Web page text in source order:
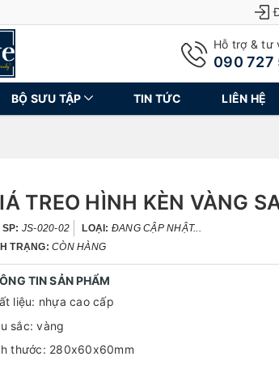
Hỗ trợ & tư
090 727
BỘ SƯU TẬP TIN TỨC LIÊN HỆ
TREO HÌNH KÈN VÀNG
SP: JS-020-02 LOẠI: ĐANG CẬP NHẬT...
TRẠNG: CÒN HÀNG
TIN SẢN PHẨM
liệu: nhựa cao cấp
sắc: vàng
thước: 280x60x60mm